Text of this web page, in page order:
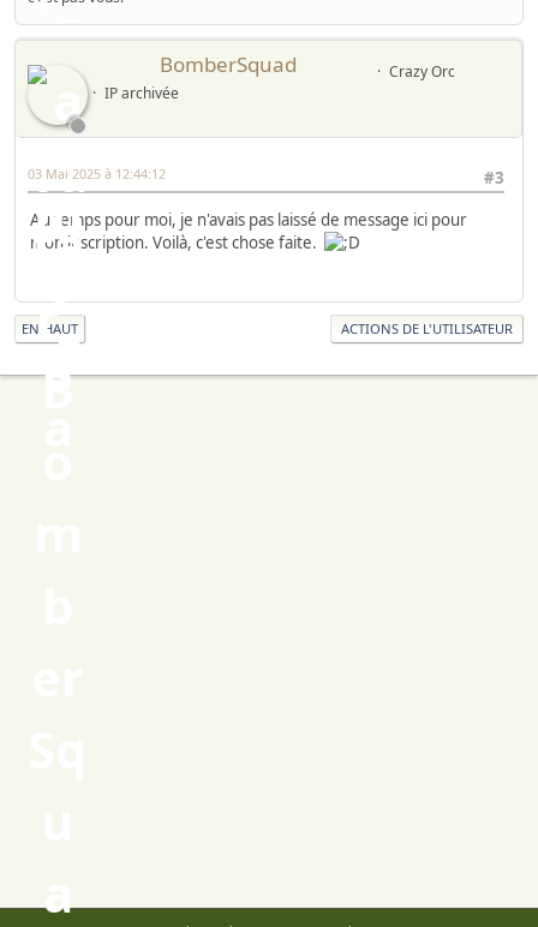
BomberSquad
Crazy Orc
IP archivée
#3
03 Mai 2025 à 12:44:12
Au temps pour moi, je n'avais pas laissé de message ici pour
mon inscription. Voilà, c'est chose faite.
EN HAUT ACTIONS DE L'UTILISATEUR